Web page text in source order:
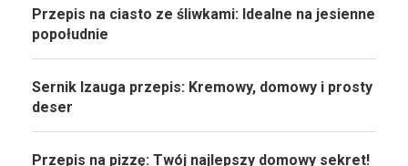
Przepis na ciasto ze śliwkami: Idealne na jesienne
popołudnie
Sernik Izauga przepis: Kremowy, domowy i prosty
deser
Przepis na pizzę: Twój najlepszy domowy sekret!